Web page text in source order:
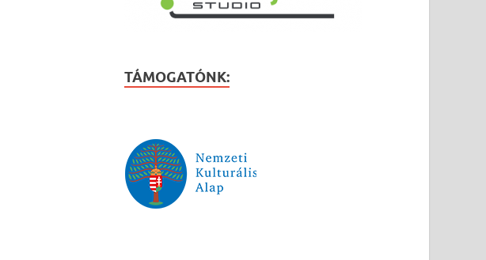
TÁMOGATÓNK: